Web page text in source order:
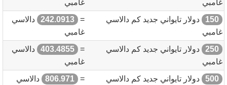
غامبي
غامبي
150
دولار تايواني جديد كم دالاسي
غامبي
=
242.0913
دالاسي
غامبي
250
دولار تايواني جديد كم دالاسي
غامبي
=
403.4855
دالاسي
غامبي
500
دولار تايواني جديد كم دالاسي
=
806.971
دالاسي